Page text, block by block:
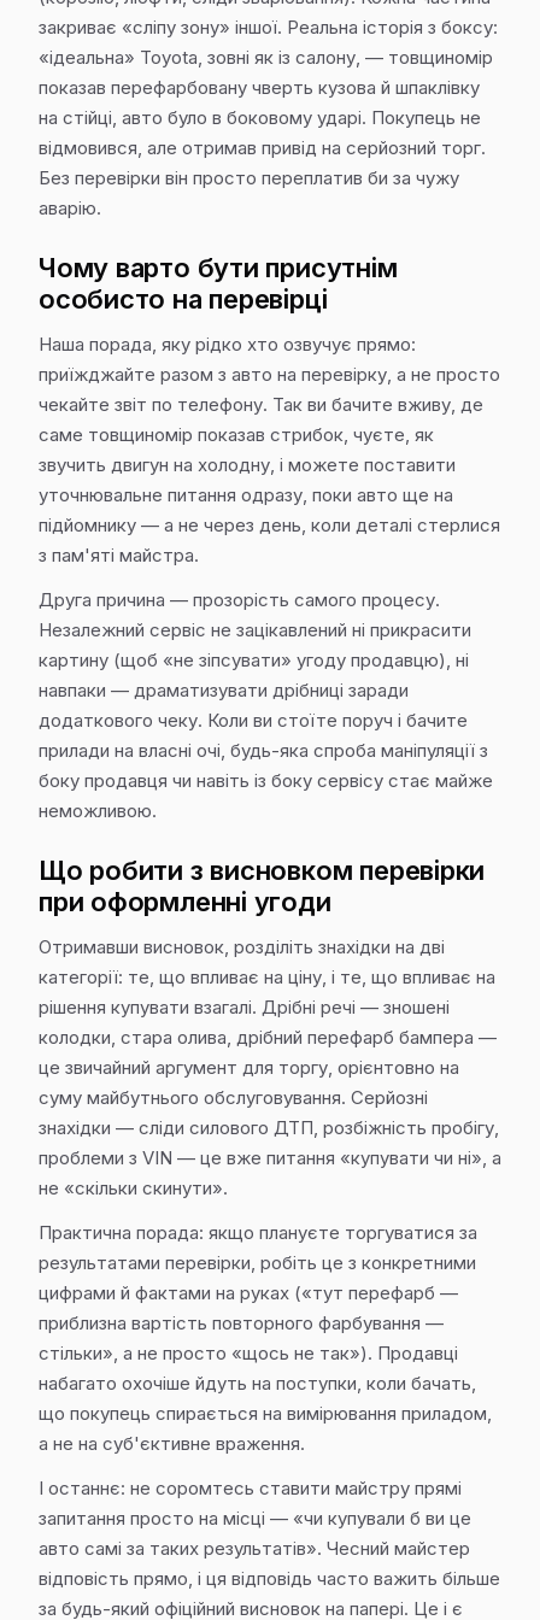
закриває «сліпу зону» іншої. Реальна історія з боксу:
«ідеальна» Toyota, зовні як із салону, — товщиномір
показав перефарбовану чверть кузова й шпаклівку
на стійці, авто було в боковому ударі. Покупець не
відмовився, але отримав привід на серйозний торг.
Без перевірки він просто переплатив би за чужу
аварію.
Чому варто бути присутнім
особисто на перевірці
Наша порада, яку рідко хто озвучує прямо:
приїжджайте разом з авто на перевірку, а не просто
чекайте звіт по телефону. Так ви бачите вживу, де
саме товщиномір показав стрибок, чуєте, як
звучить двигун на холодну, і можете поставити
уточнювальне питання одразу, поки авто ще на
підйомнику — а не через день, коли деталі стерлися
з пам'яті майстра.
Друга причина — прозорість самого процесу.
Незалежний сервіс не зацікавлений ні прикрасити
картину (щоб «не зіпсувати» угоду продавцю), ні
навпаки — драматизувати дрібниці заради
додаткового чеку. Коли ви стоїте поруч і бачите
прилади на власні очі, будь-яка спроба маніпуляції з
боку продавця чи навіть із боку сервісу стає майже
неможливою.
Що робити з висновком перевірки
при оформленні угоди
Отримавши висновок, розділіть знахідки на дві
категорії: те, що впливає на ціну, і те, що впливає на
рішення купувати взагалі. Дрібні речі — зношені
колодки, стара олива, дрібний перефарб бампера —
це звичайний аргумент для торгу, орієнтовно на
суму майбутнього обслуговування. Серйозні
знахідки — сліди силового ДТП, розбіжність пробігу,
проблеми з VIN — це вже питання «купувати чи ні», а
не «скільки скинути».
Практична порада: якщо плануєте торгуватися за
результатами перевірки, робіть це з конкретними
цифрами й фактами на руках («тут перефарб —
приблизна вартість повторного фарбування —
стільки», а не просто «щось не так»). Продавці
набагато охочіше йдуть на поступки, коли бачать,
що покупець спирається на вимірювання приладом,
а не на суб'єктивне враження.
І останнє: не соромтесь ставити майстру прямі
запитання просто на місці — «чи купували б ви це
авто самі за таких результатів». Чесний майстер
відповість прямо, і ця відповідь часто важить більше
за будь-який офіційний висновок на папері. Це і є